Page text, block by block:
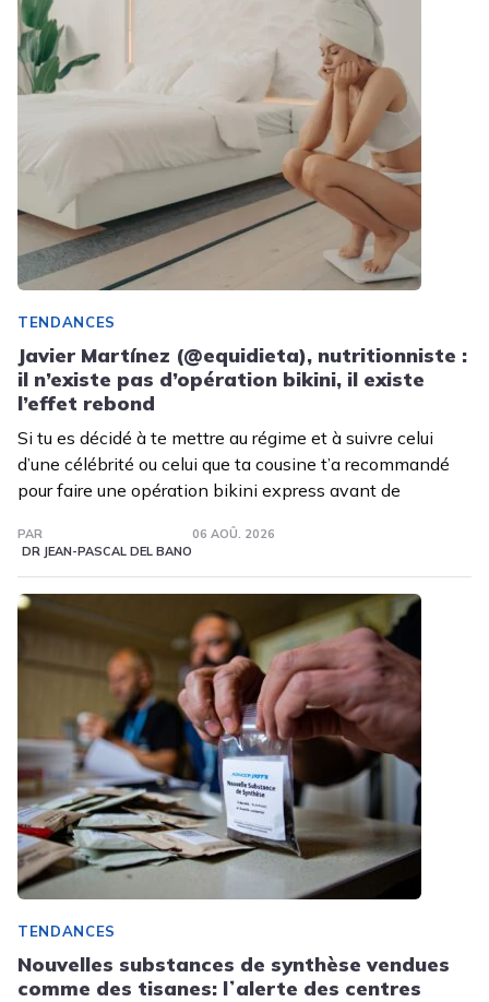
TENDANCES
Javier Martínez (@equidieta), nutritionniste :
il n’existe pas d’opération bikini, il existe
l’effet rebond
Si tu es décidé à te mettre au régime et à suivre celui
d’une célébrité ou celui que ta cousine t’a recommandé
pour faire une opération bikini express avant de
PAR
DR JEAN-PASCAL DEL BANO
06 AOÛ. 2026
TENDANCES
Nouvelles substances de synthèse vendues
comme des tisanes: lʼalerte des centres